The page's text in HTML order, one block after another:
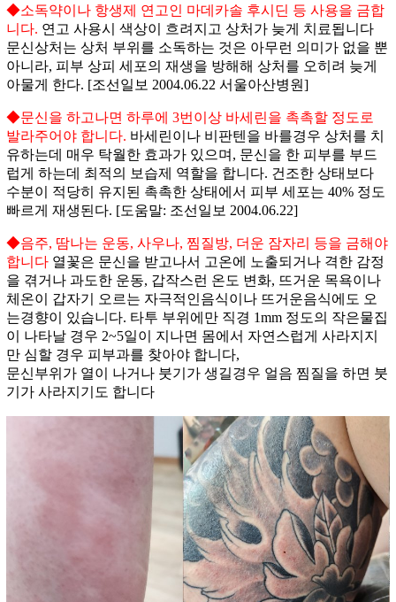
◆소독약이나 항생제 연고인 마데카솔 후시딘 등 사용을 금합
니다. 연고 사용시 색상이 흐려지고 상처가 늦게 치료됩니다
문신상처는 상처 부위를 소독하는 것은 아무런 의미가 없을 뿐
아니라, 피부 상피 세포의 재생을 방해해 상처를 오히려 늦게
아물게 한다. [조선일보 2004.06.22 서울아산병원]
◆문신을 하고나면 하루에 3번이상 바세린을 촉촉할 정도로
발라주어야 합니다. 바세린이나 비판텐을 바를경우 상처를 치
유하는데 매우 탁월한 효과가 있으며, 문신을 한 피부를 부드
럽게 하는데 최적의 보습제 역할을 합니다. 건조한 상태보다
수분이 적당히 유지된 촉촉한 상태에서 피부 세포는 40% 정도
빠르게 재생된다. [도움말: 조선일보 2004.06.22]
◆음주, 땀나는 운동, 사우나, 찜질방, 더운 잠자리 등을 금해야
합니다 열꽃은 문신을 받고나서 고온에 노출되거나 격한 감정
을 겪거나 과도한 운동, 갑작스런 온도 변화, 뜨거운 목욕이나
체온이 갑자기 오르는 자극적인음식이나 뜨거운음식에도 오
는경향이 있습니다. 타투 부위에만 직경 1mm 정도의 작은물집
이 나타날 경우 2~5일이 지나면 몸에서 자연스럽게 사라지지
만 심할 경우 피부과를 찾아야 합니다,
문신부위가 열이 나거나 붓기가 생길경우 얼음 찜질을 하면 붓
기가 사라지기도 합니다